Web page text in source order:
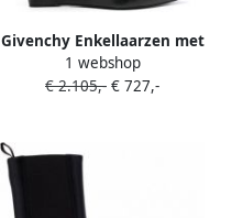
Givenchy Enkellaarzen met
bewerkt detail Zwart
1 webshop
€ 2.105,- € 727,-